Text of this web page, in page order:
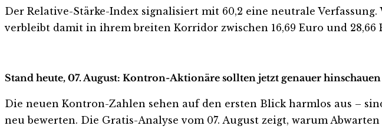
Der Relative-Stärke-Index signalisiert mit 60,2 eine neutrale
verbleibt damit in ihrem breiten Korridor zwischen 16,69 Euro und 28,66
Stand heute, 07. August: Kontron-Aktionäre sollten jetzt genauer hinschauen
Die neuen Kontron-Zahlen sehen auf den ersten Blick harmlos aus –
neu bewerten. Die Gratis-Analyse vom 07. August zeigt, warum